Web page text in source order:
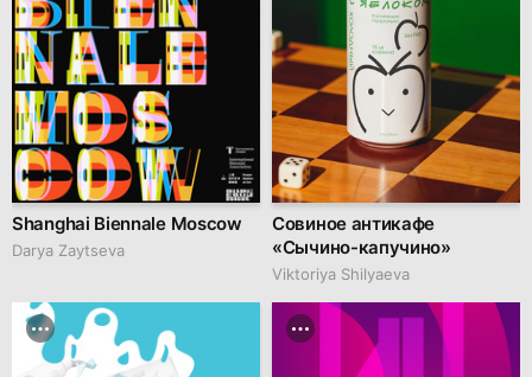
Shanghai Biennale Moscow
Darya Zaytseva
Совиное антикафе
«Сычино-капучино»
Viktoriya Shilyaeva